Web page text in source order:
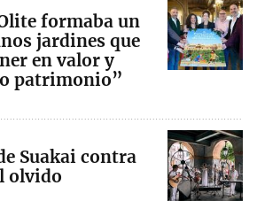
formaba un
jardines que
en valor y
patrimonio”
Suakai contra
olvido